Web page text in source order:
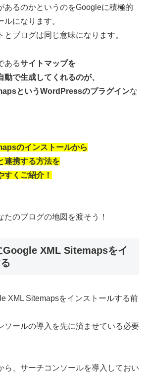
あるのかというのをGoogleに積極的
になります。
ブログは同じ意味になります。
あるサイトマップを
で生成してくれるのが、
というWordPressのプラグインな
のインストールから
連携する方法を
すくご紹介！
たのブログの地図を渡そう！
XML Sitemapsをイ
XML Sitemapsをインストールする前
ソールの導入を先に済ませている必要
ら、サーチコンソールを導入しておい